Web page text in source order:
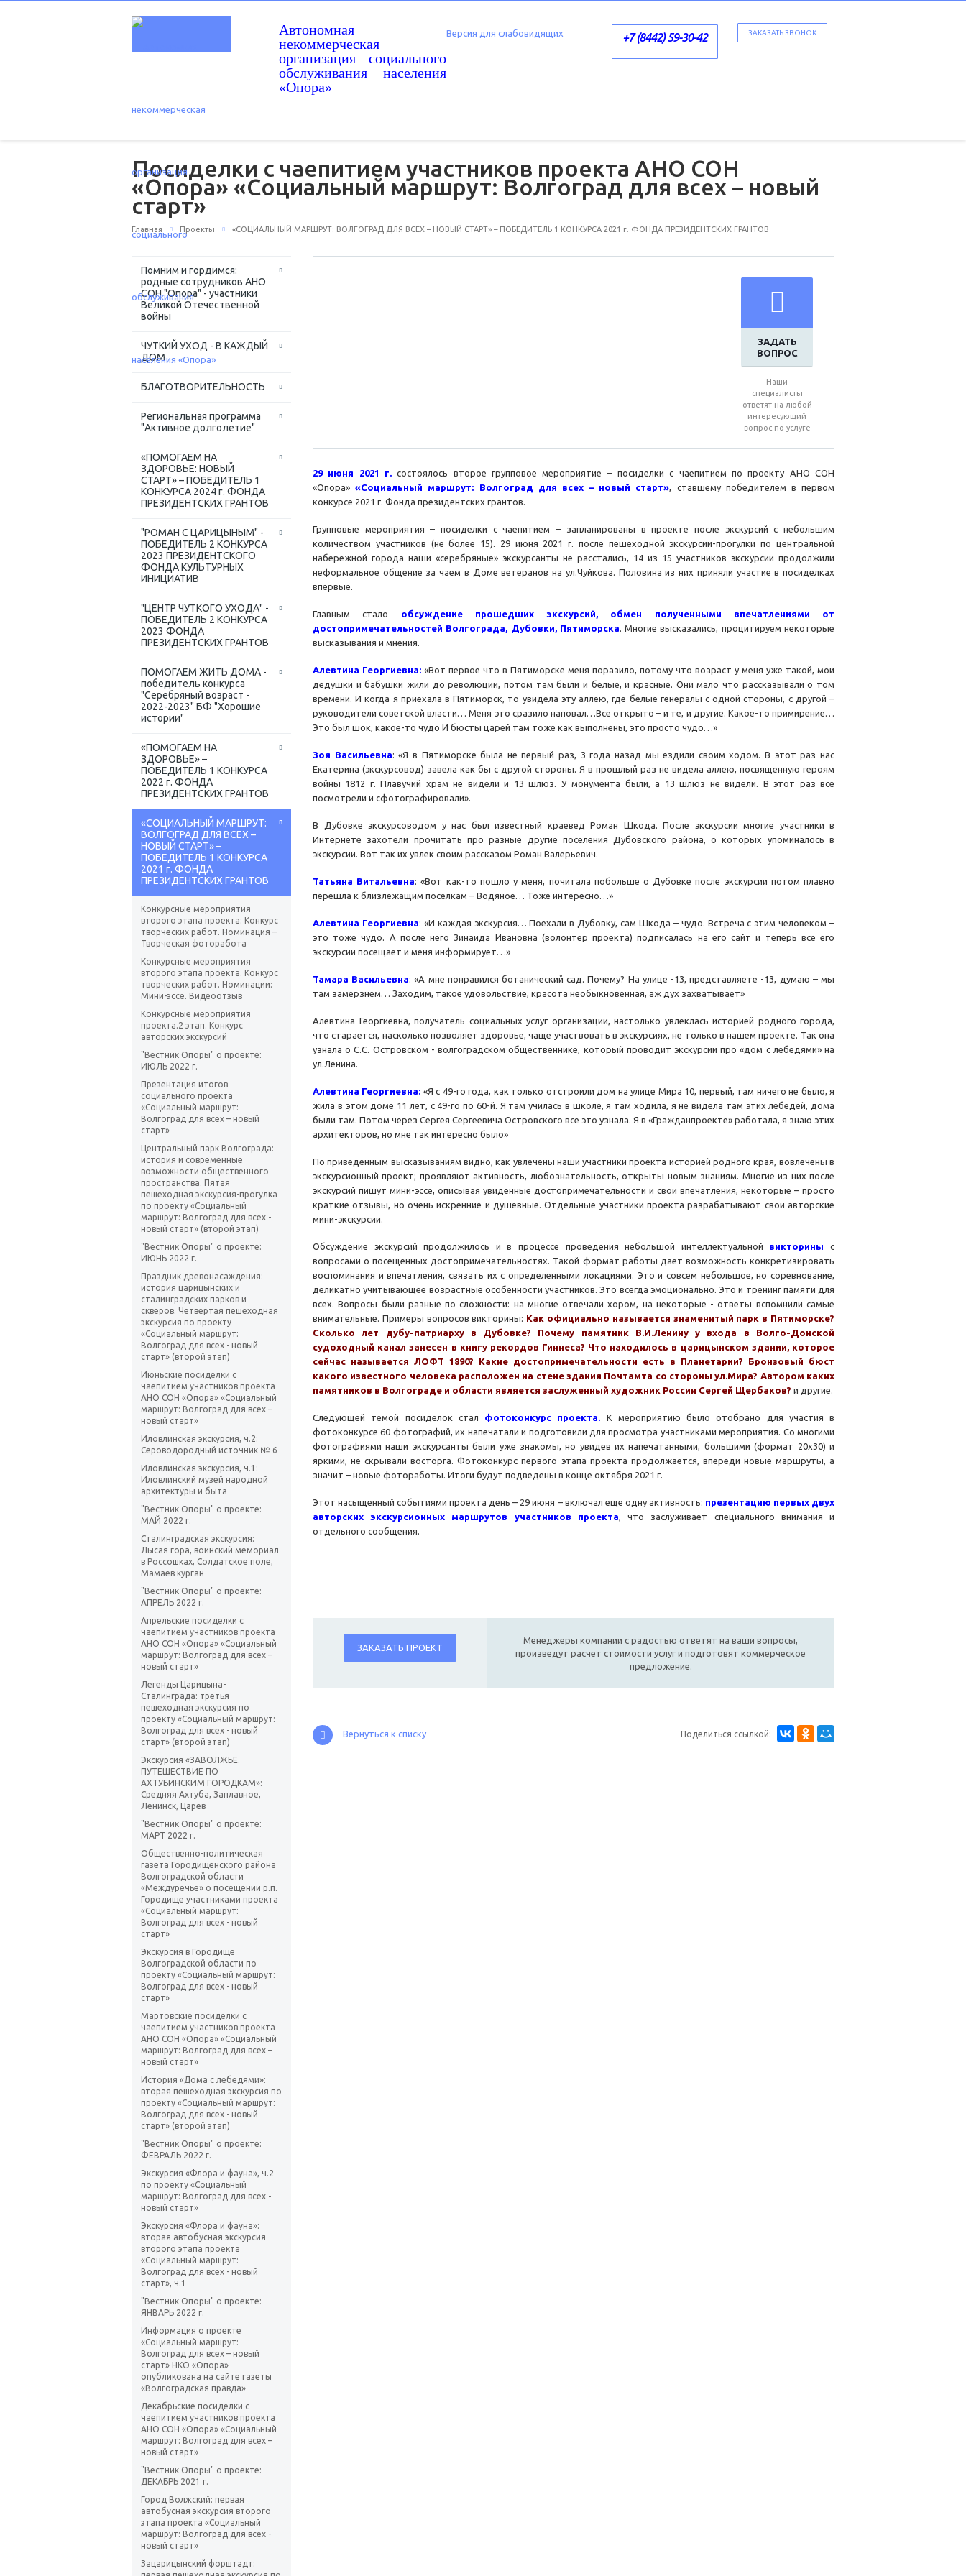
Автономная
некоммерческая
организация социального
обслуживания населения
«Опора»
ЗАКАЗАТЬ ЗВОНОК
+7 (8442) 59-30-42
Версия для слабовидящих
Посиделки с чаепитием участников проекта АНО СОН
«Опора» «Социальный маршрут: Волгоград для всех – новый
старт»
Главная Проекты «СОЦИАЛЬНЫЙ МАРШРУТ: ВОЛГОГРАД ДЛЯ ВСЕХ – НОВЫЙ СТАРТ» – ПОБЕДИТЕЛЬ 1 КОНКУРСА 2021 г. ФОНДА ПРЕЗИДЕНТСКИХ ГРАНТОВ
Помним и гордимся:
родные сотрудников АНО
СОН "Опора" - участники
Великой Отечественной
войны
ЧУТКИЙ УХОД - В КАЖДЫЙ
ДОМ
БЛАГОТВОРИТЕЛЬНОСТЬ
Региональная программа
"Активное долголетие"
«ПОМОГАЕМ НА
ЗДОРОВЬЕ: НОВЫЙ
СТАРТ» – ПОБЕДИТЕЛЬ 1
КОНКУРСА 2024 г. ФОНДА
ПРЕЗИДЕНТСКИХ ГРАНТОВ
"РОМАН С ЦАРИЦЫНЫМ" -
ПОБЕДИТЕЛЬ 2 КОНКУРСА
2023 ПРЕЗИДЕНТСКОГО
ФОНДА КУЛЬТУРНЫХ
ИНИЦИАТИВ
"ЦЕНТР ЧУТКОГО УХОДА" -
ПОБЕДИТЕЛЬ 2 КОНКУРСА
2023 ФОНДА
ПРЕЗИДЕНТСКИХ ГРАНТОВ
ПОМОГАЕМ ЖИТЬ ДОМА -
победитель конкурса
"Серебряный возраст -
2022-2023" БФ "Хорошие
истории"
«ПОМОГАЕМ НА
ЗДОРОВЬЕ» –
ПОБЕДИТЕЛЬ 1 КОНКУРСА
2022 г. ФОНДА
ПРЕЗИДЕНТСКИХ ГРАНТОВ
«СОЦИАЛЬНЫЙ МАРШРУТ:
ВОЛГОГРАД ДЛЯ ВСЕХ –
НОВЫЙ СТАРТ» –
ПОБЕДИТЕЛЬ 1 КОНКУРСА
2021 г. ФОНДА
ПРЕЗИДЕНТСКИХ ГРАНТОВ
Конкурсные мероприятия
второго этапа проекта: Конкурс
творческих работ. Номинация –
Творческая фоторабота
Конкурсные мероприятия
второго этапа проекта. Конкурс
творческих работ. Номинации:
Мини-эссе. Видеоотзыв
Конкурсные мероприятия
проекта.2 этап. Конкурс
авторских экскурсий
"Вестник Опоры" о проекте:
ИЮЛЬ 2022 г.
Презентация итогов
социального проекта
«Социальный маршрут:
Волгоград для всех – новый
старт»
Центральный парк Волгограда:
история и современные
возможности общественного
пространства. Пятая
пешеходная экскурсия-прогулка
по проекту «Социальный
маршрут: Волгоград для всех -
новый старт» (второй этап)
"Вестник Опоры" о проекте:
ИЮНЬ 2022 г.
Праздник древонасаждения:
история царицынских и
сталинградских парков и
скверов. Четвертая пешеходная
экскурсия по проекту
«Социальный маршрут:
Волгоград для всех - новый
старт» (второй этап)
Июньские посиделки с
чаепитием участников проекта
АНО СОН «Опора» «Социальный
маршрут: Волгоград для всех –
новый старт»
Иловлинская экскурсия, ч.2:
Сероводородный источник № 6
Иловлинская экскурсия, ч.1:
Иловлинский музей народной
архитектуры и быта
"Вестник Опоры" о проекте:
МАЙ 2022 г.
Сталинградская экскурсия:
Лысая гора, воинский мемориал
в Россошках, Солдатское поле,
Мамаев курган
"Вестник Опоры" о проекте:
АПРЕЛЬ 2022 г.
Апрельские посиделки с
чаепитием участников проекта
АНО СОН «Опора» «Социальный
маршрут: Волгоград для всех –
новый старт»
Легенды Царицына-
Сталинграда: третья
пешеходная экскурсия по
проекту «Социальный маршрут:
Волгоград для всех - новый
старт» (второй этап)
Экскурсия «ЗАВОЛЖЬЕ.
ПУТЕШЕСТВИЕ ПО
АХТУБИНСКИМ ГОРОДКАМ»:
Средняя Ахтуба, Заплавное,
Ленинск, Царев
"Вестник Опоры" о проекте:
МАРТ 2022 г.
Общественно-политическая
газета Городищенского района
Волгоградской области
«Междуречье» о посещении р.п.
Городище участниками проекта
«Социальный маршрут:
Волгоград для всех - новый
старт»
Экскурсия в Городище
Волгоградской области по
проекту «Социальный маршрут:
Волгоград для всех - новый
старт»
Мартовские посиделки с
чаепитием участников проекта
АНО СОН «Опора» «Социальный
маршрут: Волгоград для всех –
новый старт»
История «Дома с лебедями»:
вторая пешеходная экскурсия по
проекту «Социальный маршрут:
Волгоград для всех - новый
старт» (второй этап)
"Вестник Опоры" о проекте:
ФЕВРАЛЬ 2022 г.
Экскурсия «Флора и фауна», ч.2
по проекту «Социальный
маршрут: Волгоград для всех -
новый старт»
Экскурсия «Флора и фауна»:
вторая автобусная экскурсия
второго этапа проекта
«Социальный маршрут:
Волгоград для всех - новый
старт», ч.1
"Вестник Опоры" о проекте:
ЯНВАРЬ 2022 г.
Информация о проекте
«Социальный маршрут:
Волгоград для всех – новый
старт» НКО «Опора»
опубликована на сайте газеты
«Волгоградская правда»
Декабрьские посиделки с
чаепитием участников проекта
АНО СОН «Опора» «Социальный
маршрут: Волгоград для всех –
новый старт»
"Вестник Опоры" о проекте:
ДЕКАБРЬ 2021 г.
Город Волжский: первая
автобусная экскурсия второго
этапа проекта «Социальный
маршрут: Волгоград для всех -
новый старт»
Зацарицынский форштадт:
ЗАДАТЬ
ВОПРОС
Наши
специалисты
ответят на любой
интересующий
вопрос по услуге
29 июня 2021 г.состоялось второе групповое мероприятие – посиделки с чаепитием по проекту АНО СОН
«Опора»«Социальный маршрут: Волгоград для всех – новый старт», ставшему победителем в первом
конкурсе 2021 г. Фонда президентских грантов.
Групповые мероприятия – посиделки с чаепитием – запланированы в проекте после экскурсий с небольшим
количеством участников (не более 15). 29 июня 2021 г. после пешеходной экскурсии-прогулки по центральной
набережной города наши «серебряные» экскурсанты не расстались, 14 из 15 участников экскурсии продолжили
неформальное общение за чаем в Доме ветеранов на ул.Чуйкова. Половина из них приняли участие в посиделках
впервые.
Главным стало
обсуждение прошедших экскурсий, обмен полученными впечатлениями от
достопримечательностей Волгограда, Дубовки, Пятиморска. Многие высказались, процитируем некоторые
высказывания и мнения.
Алевтина Георгиевна: «Вот первое что в Пятиморске меня поразило, потому что возраст у меня уже такой, мои
дедушки и бабушки жили до революции, потом там были и белые, и красные. Они мало что рассказывали о том
времени. И когда я приехала в Пятиморск, то увидела эту аллею, где белые генералы с одной стороны, с другой –
руководители советской власти… Меня это сразило наповал…Все открыто – и те, и другие. Какое-то примирение…
Это был шок, какое-то чудо И бюсты царей там тоже как выполнены, это просто чудо…»
Зоя Васильевна: «Я в Пятиморске была не первый раз, 3 года назад мы ездили своим ходом. В этот раз нас
Екатерина (экскурсовод) завела как бы с другой стороны. Я в прошлый раз не видела аллею, посвященную героям
войны 1812 г. Плавучий храм не видели и 13 шлюз. У монумента были, а 13 шлюз не видели. В этот раз все
посмотрели и сфотографировали».
В Дубовке экскурсоводом у нас был известный краевед Роман Шкода. После экскурсии многие участники в
Интернете захотели прочитать про разные другие поселения Дубовского района, о которых упоминалось в
экскурсии. Вот так их увлек своим рассказом Роман Валерьевич.
Татьяна Витальевна: «Вот как-то пошло у меня, почитала побольше о Дубовке после экскурсии потом плавно
перешла к близлежащим поселкам – Водяное… Тоже интересно…»
Алевтина Георгиевна: «И каждая экскурсия… Поехали в Дубовку, сам Шкода – чудо. Встреча с этим человеком –
это тоже чудо. А после него Зинаида Ивановна (волонтер проекта) подписалась на его сайт и теперь все его
экскурсии посещает и меня информирует…»
Тамара Васильевна: «А мне понравился ботанический сад. Почему? На улице -13, представляете -13, думаю – мы
там замерзнем… Заходим, такое удовольствие, красота необыкновенная, аж дух захватывает»
Алевтина Георгиевна, получатель социальных услуг организации, настолько увлеклась историей родного города,
что старается, насколько позволяет здоровье, чаще участвовать в экскурсиях, не только в нашем проекте. Так она
узнала о С.С. Островском - волгоградском общественнике, который проводит экскурсии про «дом с лебедями» на
ул.Ленина.
Алевтина Георгиевна: «Я с 49-го года, как только отстроили дом на улице Мира 10, первый, там ничего не было, я
жила в этом доме 11 лет, с 49-го по 60-й. Я там училась в школе, я там ходила, я не видела там этих лебедей, дома
были там. Потом через Сергея Сергеевича Островского все это узнала. Я в «Гражданпроекте» работала, я знаю этих
архитекторов, но мне так интересно было»
По приведенным высказываниям видно, как увлечены наши участники проекта историей родного края, вовлечены в
экскурсионный проект; проявляют активность, любознательность, открыты новым знаниям. Многие из них после
экскурсий пишут мини-эссе, описывая увиденные достопримечательности и свои впечатления, некоторые – просто
краткие отзывы, но очень искренние и душевные. Отдельные участники проекта разрабатывают свои авторские
мини-экскурсии.
Обсуждение экскурсий продолжилось и в процессе проведения небольшой интеллектуальной викториныс
вопросами о посещенных достопримечательностях. Такой формат работы дает возможность конкретизировать
воспоминания и впечатления, связать их с определенными локациями. Это и совсем небольшое, но соревнование,
деликатно учитывающее возрастные особенности участников. Это всегда эмоционально. Это и тренинг памяти для
всех. Вопросы были разные по сложности: на многие отвечали хором, на некоторые - ответы вспомнили самые
внимательные. Примеры вопросов викторины: Как официально называется знаменитый парк в Пятиморске?
Сколько лет дубу-патриарху в Дубовке? Почему памятник В.И.Ленину у входа в Волго-Донской
судоходный канал занесен в книгу рекордов Гиннеса? Что находилось в царицынском здании, которое
сейчас называется ЛОФТ 1890? Какие достопримечательности есть в Планетарии? Бронзовый бюст
какого известного человека расположен на стене здания Почтамта со стороны ул.Мира? Автором каких
памятников в Волгограде и области является заслуженный художник России Сергей Щербаков? и другие.
Следующей темой посиделок стал фотоконкурс проекта. К мероприятию было отобрано для участия в
фотоконкурсе 60 фотографий, их напечатали и подготовили для просмотра участниками мероприятия. Со многими
фотографиями наши экскурсанты были уже знакомы, но увидев их напечатанными, большими (формат 20х30) и
яркими, не скрывали восторга. Фотоконкурс первого этапа проекта продолжается, впереди новые маршруты, а
значит – новые фотоработы. Итоги будут подведены в конце октября 2021 г.
Этот насыщенный событиями проекта день – 29 июня – включал еще одну активность: презентацию первых двух
авторских экскурсионных маршрутов участников проекта, что заслуживает специального внимания и
отдельного сообщения.
ЗАКАЗАТЬ ПРОЕКТ
Менеджеры компании с радостью ответят на ваши вопросы,
произведут расчет стоимости услуг и подготовят коммерческое
предложение.
Поделиться ссылкой:
Вернуться к списку